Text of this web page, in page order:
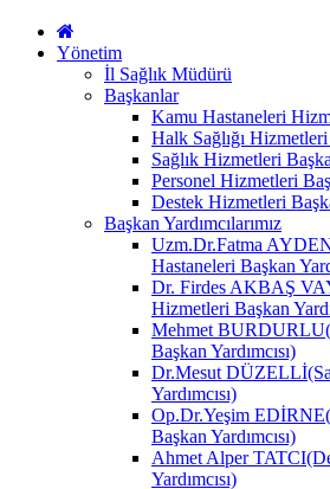
Yönetim
İl Sağlık Müdürü
Başkanlar
Kamu Hastaneleri
Halk Sağlığı Hizmetleri
Sağlık Hizmetleri
Personel Hizmetleri
Destek Hizmetleri
Başkan Yardımcılarımız
Uzm.Dr.Fatma
Hastaneleri Başkan
Dr. Firdes AKBAŞ
Hizmetleri Başkan
Mehmet
Başkan Yardımcısı)
Dr.Mesut
Yardımcısı)
Op.Dr.Yeşim
Başkan Yardımcısı)
Ahmet Alper
Yardımcısı)